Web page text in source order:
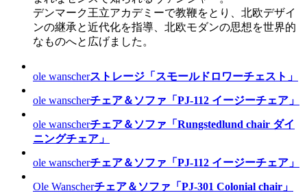
デンマーク王立アカデミーで教鞭をとり、北欧デザイ
ンの継承と近代化を指導、北欧モダンの思想を世界的
なものへと広げました。
ole wanscherストレージ「スモールドロワーチェスト」
ole wanscherチェア＆ソファ「PJ-112 イージーチェア」
ole wanscherチェア＆ソファ「Rungstedlund chair ダイ
ニングチェア」
ole wanscherチェア＆ソファ「PJ-112 イージーチェア」
Ole Wanscherチェア＆ソファ「PJ-301 Colonial chair」